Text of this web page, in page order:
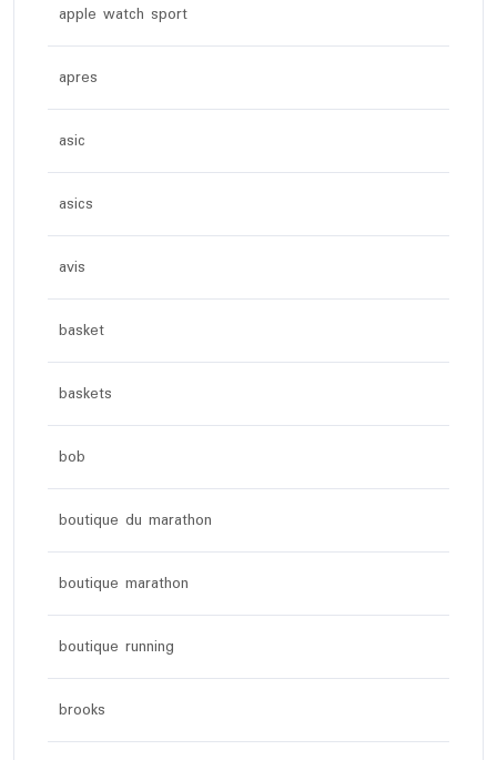
apple watch sport
apres
asic
asics
avis
basket
baskets
bob
boutique du marathon
boutique marathon
boutique running
brooks